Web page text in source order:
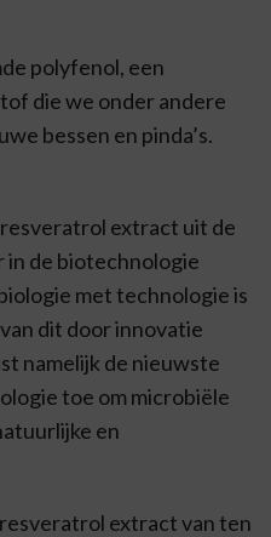
polyfenol, een
die we onder andere
bessen en pinda’s.
extract uit de
de biotechnologie
met technologie is
dit door innovatie
namelijk de nieuwste
toe om microbiële
en
extract van ten